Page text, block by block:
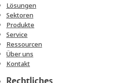
Lösungen
Sektoren
Produkte
Service
Ressourcen
Über uns
Kontakt